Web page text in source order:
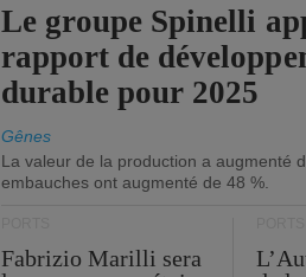
Le groupe Spinelli
rapport de
durable pour 2025
Gênes
La valeur de la production a augmenté
embauches ont augmenté de 48 %.
Fabrizio Marilli sera